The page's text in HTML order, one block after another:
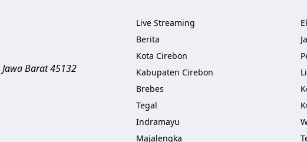
Jawa Barat45132
Live Streaming
Berita
Kota Cirebon
Kabupaten Cirebon
Brebes
Tegal
Indramayu
Majalengka